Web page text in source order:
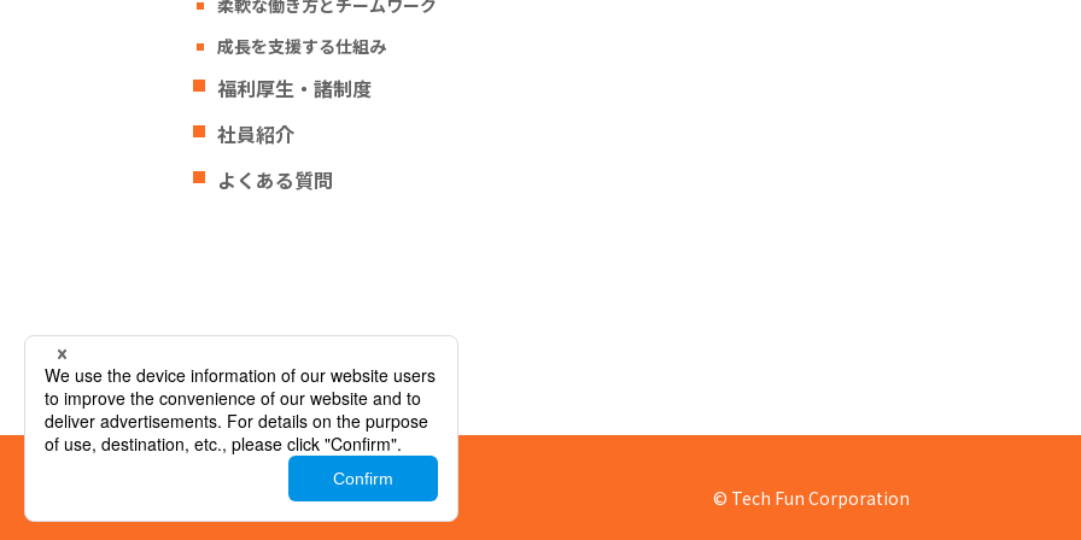
柔軟な働き方とチームワーク
成長を支援する仕組み
福利厚生・諸制度
社員紹介
よくある質問
© Tech Fun Corporation